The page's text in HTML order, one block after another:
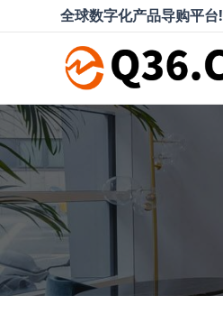
全球数字化产品导购平台!